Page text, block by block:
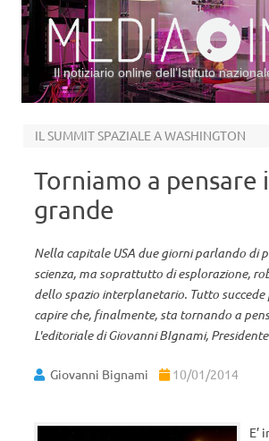
Il notiziario online dell’Istituto
IL SUMMIT SPAZIALE A WASHINGTON
Torniamo a pensare
grande
Nella capitale USA due giorni parlando di
scienza, ma soprattutto di esplorazione,
dello spazio interplanetario. Tutto succede
capire che, finalmente, sta tornando a
L'editoriale di Giovanni BIgnami, Presidente
Giovanni Bignami 10/01/2014
E’